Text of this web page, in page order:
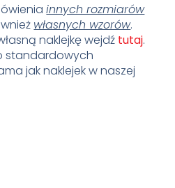
innych rozmiarów
własnych wzorów.
naklejkę wejdź tutaj.
standardowych
jak naklejek w naszej